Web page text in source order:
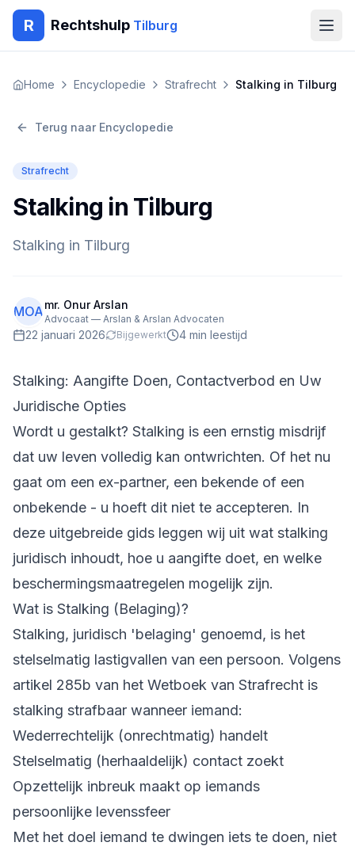
R Rechtshulp Tilburg
Home
Contact
🇳🇱 Nederlands
Gratis Advies
Home Encyclopedie Strafrecht Stalking in Tilburg
Terug naar Encyclopedie
Strafrecht
Stalking in Tilburg
Stalking in Tilburg
MOAmr. Onur Arslan
Advocaat — Arslan & Arslan Advocaten
22 januari 2026 Bijgewerkt 4 min leestijd
Stalking: Aangifte Doen, Contactverbod en Uw
Juridische Opties
Wordt u gestalkt? Stalking is een ernstig misdrijf
dat uw leven volledig kan ontwrichten. Of het nu
gaat om een ex-partner, een bekende of een
onbekende - u hoeft dit niet te accepteren. In
deze uitgebreide gids leggen wij uit wat stalking
juridisch inhoudt, hoe u aangifte doet, en welke
beschermingsmaatregelen mogelijk zijn.
Wat is Stalking (Belaging)?
Stalking, juridisch 'belaging' genoemd, is het
stelselmatig lastigvallen van een persoon. Volgens
artikel 285b van het Wetboek van Strafrecht is
stalking strafbaar wanneer iemand:
Wederrechtelijk (onrechtmatig) handelt
Stelselmatig (herhaaldelijk) contact zoekt
Opzettelijk inbreuk maakt op iemands
persoonlijke levenssfeer
Met het doel iemand te dwingen iets te doen, niet